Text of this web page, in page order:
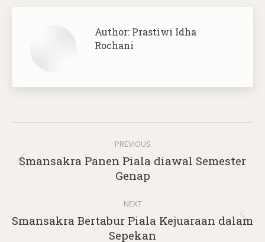
Author: Prastiwi Idha
Rochani
navigation
PREVIOUS
Previous
post:
Smansakra Panen Piala diawal Semester
Genap
NEXT
Next
Smansakra Bertabur Piala Kejuaraan dalam
Sepekan